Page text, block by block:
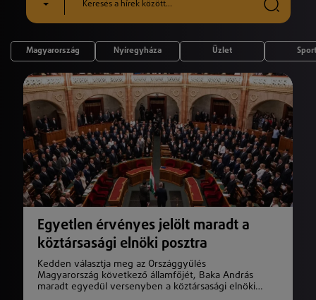
Magyarország Nyíregyháza Üzlet Sport
Egyetlen érvényes jelölt maradt a
köztársasági elnöki posztra
Kedden választja meg az Országgyűlés
Magyarország következő államfőjét, Baka András
maradt egyedül versenyben a köztársasági elnöki